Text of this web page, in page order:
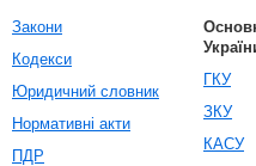
Закони
Кодекси
Юридичний словник
Нормативні акти
ПДР
ГКУ
ЗКУ
КАСУ